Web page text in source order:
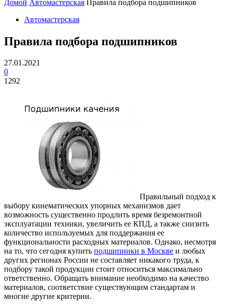
Домой Автомастерская
Правила подбора подшипников
Автомастерская
Правила подбора подшипников
27.01.2021
0
1292
Правильный подход к
выбору кинематических упорных механизмов дает
возможность существенно продлить время безремонтной
эксплуатации техники, увеличить ее КПД, а также снизить
количество используемых для поддержания ее
функциональности расходных материалов. Однако, несмотря
на то, что сегодня купить подшипники в Москве и любых
других регионах России не составляет никакого труда, к
подбору такой продукции стоит относиться максимально
ответственно. Обращать внимание необходимо на качество
материалов, соответствие существующим стандартам и
многие другие критерии.